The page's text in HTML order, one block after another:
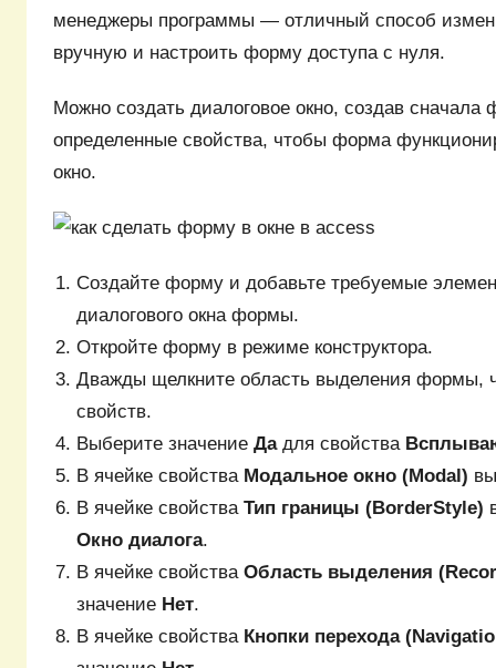
менеджеры программы — отличный способ
вручную и настроить форму доступа с нуля.
Можно создать диалоговое окно, создав сначала
определенные свойства, чтобы форма
окно.
Создайте форму и добавьте требуемые
диалогового окна формы.
Откройте форму в режиме конструктора.
Дважды щелкните область выделения формы,
свойств.
Выберите значениеДадля свойства
В ячейке свойства Модальное окно (Modal)
В ячейке свойстваТип границы (BorderStyle)
Окно диалога.
В ячейке свойстваОбласть выделения
значение Нет.
В ячейке свойства Кнопки перехода